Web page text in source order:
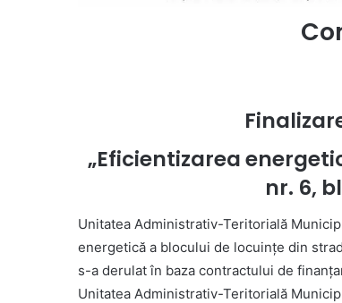
„Eficientizarea
nr. 6,
Unitatea Administrativ-Teritorială
energetică a blocului de locuințe din
s-a derulat în baza contractului de
Unitatea Administrativ-Teritorială